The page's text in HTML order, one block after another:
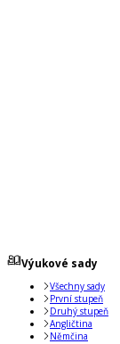
Výukové sady
Všechny sady
První stupeň
Druhý stupeň
Angličtina
Němčina